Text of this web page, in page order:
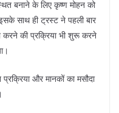
बनाने के लिए कृष्ण मोहन को
साथ ही ट्रस्ट ने पहली बार
करने की प्रक्रिया भी शुरू करने
और मानकों का मसौदा